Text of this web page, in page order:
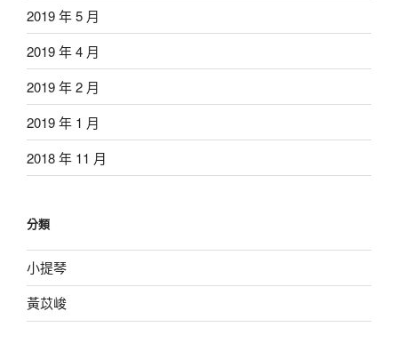
2019 年 5 月
2019 年 4 月
2019 年 2 月
2019 年 1 月
2018 年 11 月
分類
小提琴
黃苡峻